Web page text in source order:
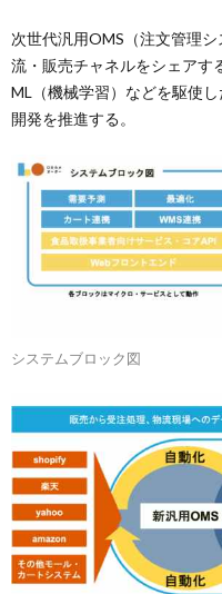
次世代汎用OMS（注文管理
流・販売チャネルをシェアす
ML（機械学習）などを駆使
開発を推進する。
システムブロック図